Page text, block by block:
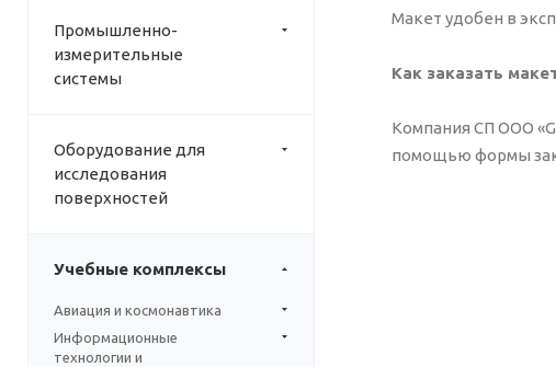
Промышленно-
измерительные
системы
Оборудование для
исследования
поверхностей
Учебные комплексы
Авиация и космонавтика
Информационные
технологии и
Макет удобен в
Как заказать
Компания СП ООО
помощью формы